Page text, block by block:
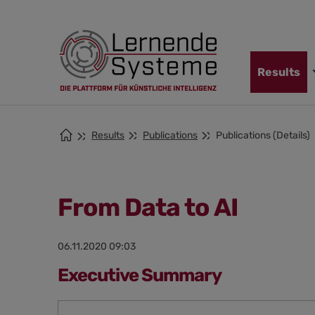
navigation
Skip
Results
Results Publications Publications (Details)
From Data to AI
06.11.2020 09:03
Executive Summary